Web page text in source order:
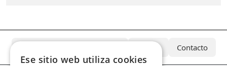
Equipo Contacto
Ese sitio web utiliza cookies